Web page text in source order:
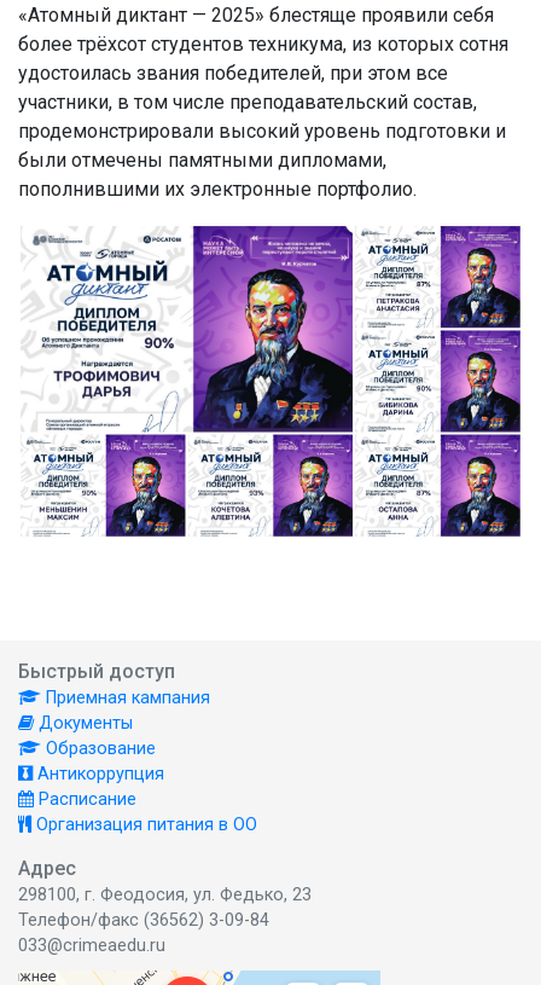
«Атомный диктант — 2025» блестяще проявили себя
более трёхсот студентов техникума, из которых сотня
удостоилась звания победителей, при этом все
участники, в том числе преподавательский состав,
продемонстрировали высокий уровень подготовки и
были отмечены памятными дипломами,
пополнившими их электронные портфолио.
Быстрый доступ
Приемная кампания
Документы
Образование
Антикоррупция
Расписание
Организация питания в ОО
Адрес
298100, г. Феодосия, ул. Федько, 23
Телефон/факс (36562) 3-09-84
033@crimeaedu.ru